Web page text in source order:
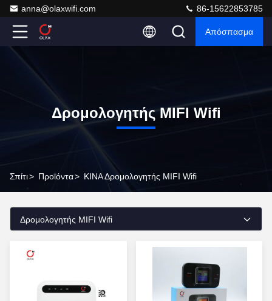
anna@olaxwifi.com 86-15622853785
Απόσπασμα
Δρομολογητής MIFI Wifi
Σπίτι> Προϊόντα> ΚΙΝΑ Δρομολογητής MIFI Wifi
Δρομολογητής MIFI Wifi